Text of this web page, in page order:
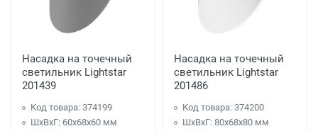
Насадка на точечный
светильник Lightstar
201439
Код товара: 374199
ШхВхГ: 60x68x60 мм
Насадка на точечный
светильник Lightstar
201486
Код товара: 374200
ШхВхГ: 80x68x80 мм